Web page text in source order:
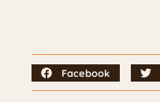
Facebook